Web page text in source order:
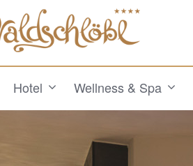
Hotel Wellness & Spa